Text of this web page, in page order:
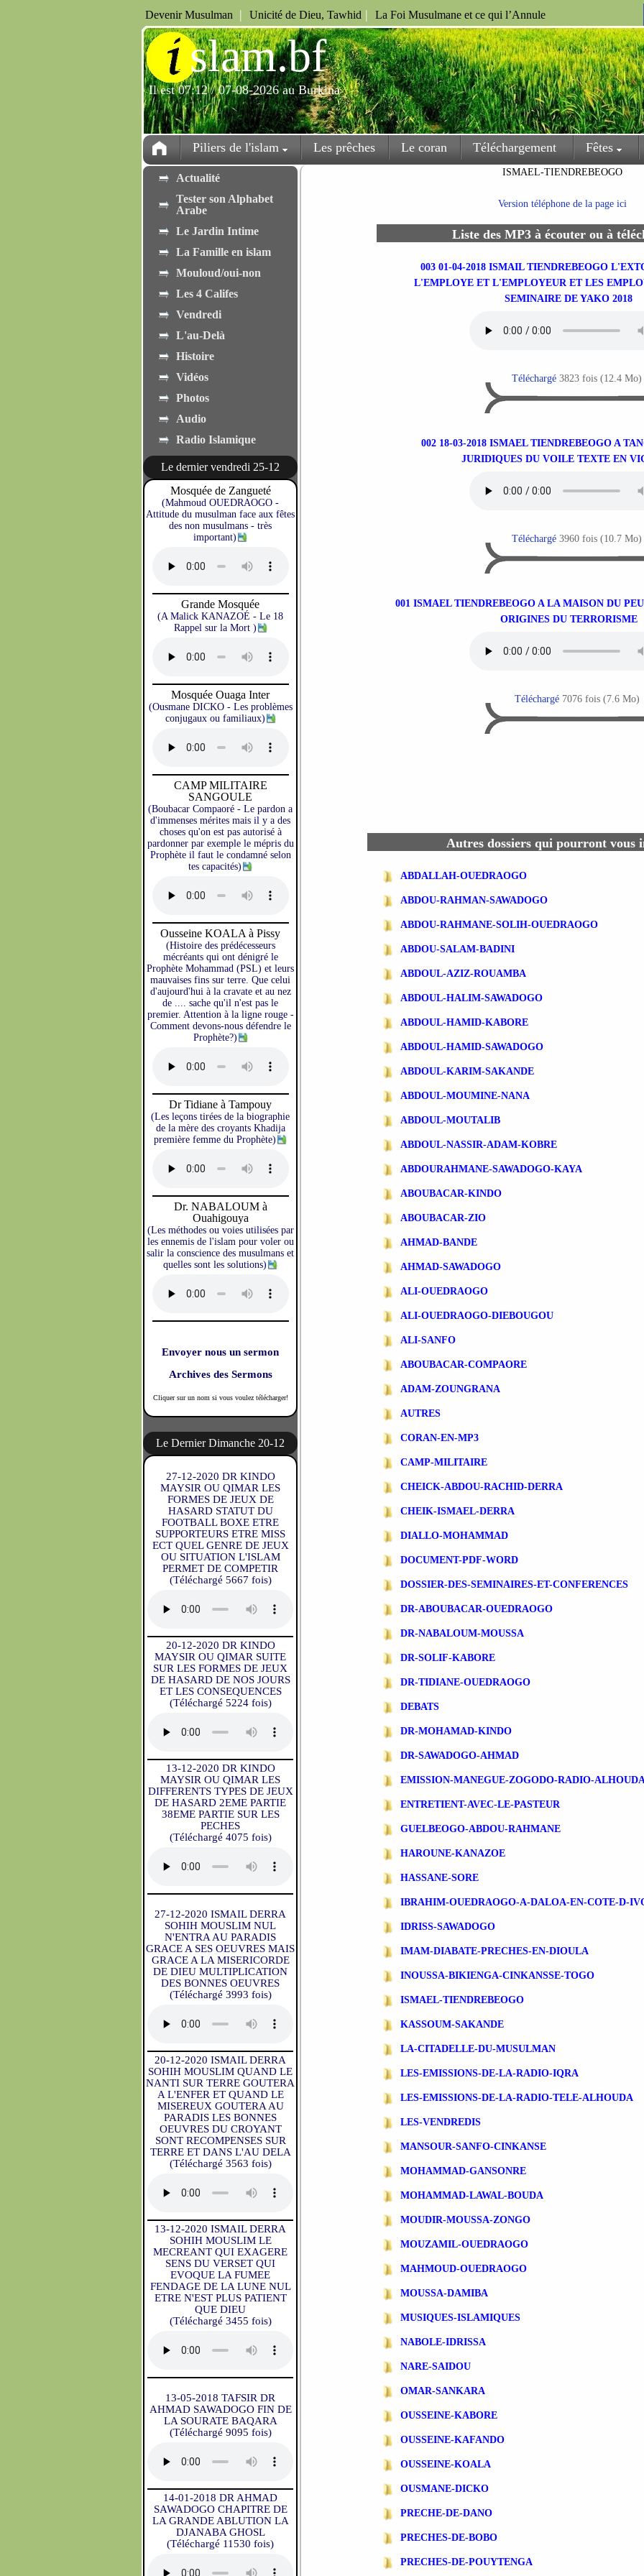
Devenir Musulman | Unicité de Dieu, Tawhid | La Foi Musulmane et ce qui l’Annule
islam.bf
Il est 07:12 / 07-08-2026 au Burkina
Piliers de l'islam Les prêches Le coran Téléchargement Fêtes
Actualité
Tester son Alphabet
Arabe
Le Jardin Intime
La Famille en islam
Mouloud/oui-non
Les 4 Califes
Vendredi
L'au-Delà
Histoire
Vidéos
Photos
Audio
Radio Islamique
Le dernier vendredi 25-12
Mosquée de Zangueté
(Mahmoud OUEDRAOGO -
Attitude du musulman face aux fêtes
des non musulmans - très
important)
Grande Mosquée
(A Malick KANAZOÉ - Le 18
Rappel sur la Mort )
Mosquée Ouaga Inter
(Ousmane DICKO - Les problèmes
conjugaux ou familiaux)
CAMP MILITAIRE
SANGOULE
(Boubacar Compaoré - Le pardon a
d'immenses mérites mais il y a des
choses qu'on est pas autorisé à
pardonner par exemple le mépris du
Prophète il faut le condamné selon
tes capacités)
Ousseine KOALA à Pissy
(Histoire des prédécesseurs
mécréants qui ont dénigré le
Prophète Mohammad (PSL) et leurs
mauvaises fins sur terre. Que celui
d'aujourd'hui à la cravate et au nez
de .... sache qu'il n'est pas le
premier. Attention à la ligne rouge -
Comment devons-nous défendre le
Prophète?)
Dr Tidiane à Tampouy
(Les leçons tirées de la biographie
de la mère des croyants Khadija
première femme du Prophète)
Dr. NABALOUM à
Ouahigouya
(Les méthodes ou voies utilisées par
les ennemis de l'islam pour voler ou
salir la conscience des musulmans et
quelles sont les solutions)
Envoyer nous un sermon
Archives des Sermons
Cliquer sur un nom si vous voulez télécharger!
Le Dernier Dimanche 20-12
27-12-2020 DR KINDO
MAYSIR OU QIMAR LES
FORMES DE JEUX DE
HASARD STATUT DU
FOOTBALL BOXE ETRE
SUPPORTEURS ETRE MISS
ECT QUEL GENRE DE JEUX
OU SITUATION L'ISLAM
PERMET DE COMPETIR
(Téléchargé 5667 fois)
20-12-2020 DR KINDO
MAYSIR OU QIMAR SUITE
SUR LES FORMES DE JEUX
DE HASARD DE NOS JOURS
ET LES CONSEQUENCES
(Téléchargé 5224 fois)
13-12-2020 DR KINDO
MAYSIR OU QIMAR LES
DIFFERENTS TYPES DE JEUX
DE HASARD 2EME PARTIE
38EME PARTIE SUR LES
PECHES
(Téléchargé 4075 fois)
27-12-2020 ISMAIL DERRA
SOHIH MOUSLIM NUL
N'ENTRA AU PARADIS
GRACE A SES OEUVRES MAIS
GRACE A LA MISERICORDE
DE DIEU MULTIPLICATION
DES BONNES OEUVRES
(Téléchargé 3993 fois)
20-12-2020 ISMAIL DERRA
SOHIH MOUSLIM QUAND LE
NANTI SUR TERRE GOUTERA
A L'ENFER ET QUAND LE
MISEREUX GOUTERA AU
PARADIS LES BONNES
OEUVRES DU CROYANT
SONT RECOMPENSES SUR
TERRE ET DANS L'AU DELA
(Téléchargé 3563 fois)
13-12-2020 ISMAIL DERRA
SOHIH MOUSLIM LE
MECREANT QUI EXAGERE
SENS DU VERSET QUI
EVOQUE LA FUMEE
FENDAGE DE LA LUNE NUL
ETRE N'EST PLUS PATIENT
QUE DIEU
(Téléchargé 3455 fois)
13-05-2018 TAFSIR DR
AHMAD SAWADOGO FIN DE
LA SOURATE BAQARA
(Téléchargé 9095 fois)
14-01-2018 DR AHMAD
SAWADOGO CHAPITRE DE
LA GRANDE ABLUTION LA
DJANABA GHOSL
(Téléchargé 11530 fois)
ISMAEL-TIENDREBEOGO
Version téléphone de la page ici
Liste des MP3 à écouter ou à
003 01-04-2018 ISMAIL TIENDREBEOGO
L'EMPLOYE ET L'EMPLOYEUR ET LES
SEMINAIRE DE YAKO 2018
Téléchargé 3823 fois (12.4 Mo)
002 18-03-2018 ISMAEL TIENDREBEOGO A
JURIDIQUES DU VOILE TEXTE EN
Téléchargé 3960 fois (10.7 Mo)
001 ISMAEL TIENDREBEOGO A LA MAISON DU
ORIGINES DU TERRORISME
Téléchargé 7076 fois (7.6 Mo)
Autres dossiers qui pourront vous
ABDALLAH-OUEDRAOGO
ABDOU-RAHMAN-SAWADOGO
ABDOU-RAHMANE-SOLIH-OUEDRAOGO
ABDOU-SALAM-BADINI
ABDOUL-AZIZ-ROUAMBA
ABDOUL-HALIM-SAWADOGO
ABDOUL-HAMID-KABORE
ABDOUL-HAMID-SAWADOGO
ABDOUL-KARIM-SAKANDE
ABDOUL-MOUMINE-NANA
ABDOUL-MOUTALIB
ABDOUL-NASSIR-ADAM-KOBRE
ABDOURAHMANE-SAWADOGO-KAYA
ABOUBACAR-KINDO
ABOUBACAR-ZIO
AHMAD-BANDE
AHMAD-SAWADOGO
ALI-OUEDRAOGO
ALI-OUEDRAOGO-DIEBOUGOU
ALI-SANFO
ABOUBACAR-COMPAORE
ADAM-ZOUNGRANA
AUTRES
CORAN-EN-MP3
CAMP-MILITAIRE
CHEICK-ABDOU-RACHID-DERRA
CHEIK-ISMAEL-DERRA
DIALLO-MOHAMMAD
DOCUMENT-PDF-WORD
DOSSIER-DES-SEMINAIRES-ET-CONFERENCES
DR-ABOUBACAR-OUEDRAOGO
DR-NABALOUM-MOUSSA
DR-SOLIF-KABORE
DR-TIDIANE-OUEDRAOGO
DEBATS
DR-MOHAMAD-KINDO
DR-SAWADOGO-AHMAD
EMISSION-MANEGUE-ZOGODO-RADIO-
ENTRETIENT-AVEC-LE-PASTEUR
GUELBEOGO-ABDOU-RAHMANE
HAROUNE-KANAZOE
HASSANE-SORE
IBRAHIM-OUEDRAOGO-A-DALOA-EN-COTE-D-
IDRISS-SAWADOGO
IMAM-DIABATE-PRECHES-EN-DIOULA
INOUSSA-BIKIENGA-CINKANSSE-TOGO
ISMAEL-TIENDREBEOGO
KASSOUM-SAKANDE
LA-CITADELLE-DU-MUSULMAN
LES-EMISSIONS-DE-LA-RADIO-IQRA
LES-EMISSIONS-DE-LA-RADIO-TELE-ALHOUDA
LES-VENDREDIS
MANSOUR-SANFO-CINKANSE
MOHAMMAD-GANSONRE
MOHAMMAD-LAWAL-BOUDA
MOUDIR-MOUSSA-ZONGO
MOUZAMIL-OUEDRAOGO
MAHMOUD-OUEDRAOGO
MOUSSA-DAMIBA
MUSIQUES-ISLAMIQUES
NABOLE-IDRISSA
NARE-SAIDOU
OMAR-SANKARA
OUSSEINE-KABORE
OUSSEINE-KAFANDO
OUSSEINE-KOALA
OUSMANE-DICKO
PRECHE-DE-DANO
PRECHES-DE-BOBO
PRECHES-DE-POUYTENGA